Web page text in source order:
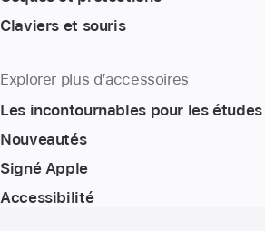
Claviers et souris
Explorer plus d’accessoires
Les incontournables pour les études
Nouveautés
Signé Apple
Accessibilité